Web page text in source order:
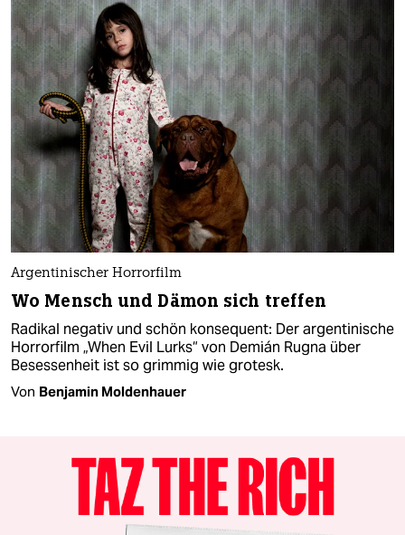
Argentinischer Horrorfilm
Wo Mensch und Dämon sich treffen
Radikal negativ und schön konsequent: Der argentinische
Horrorfilm „When Evil Lurks“ von Demián Rugna über
Besessenheit ist so grimmig wie grotesk.
Von Benjamin Moldenhauer